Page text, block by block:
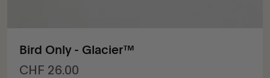
Bird Only - Glacier™
Prix de vente
CHF 26.00